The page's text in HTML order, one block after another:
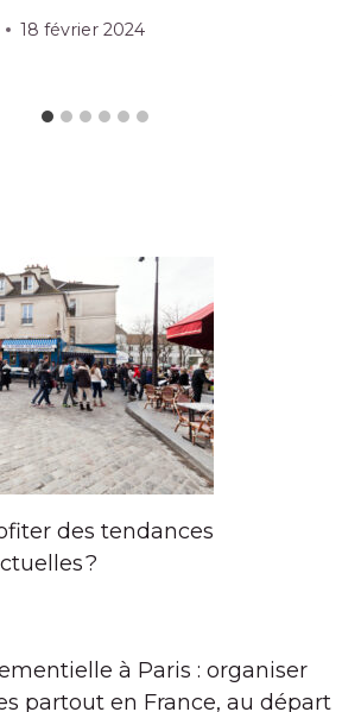
18 février 2024
des tendances
?
à Paris : organiser
partout en France, au départ